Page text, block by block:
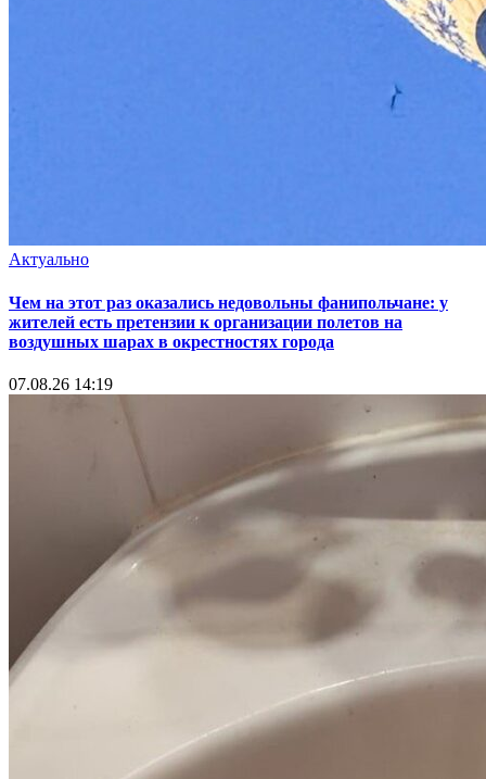
Актуально
Чем на этот раз оказались недовольны фанипольчане: у
жителей есть претензии к организации полетов на
воздушных шарах в окрестностях города
07.08.26 14:19